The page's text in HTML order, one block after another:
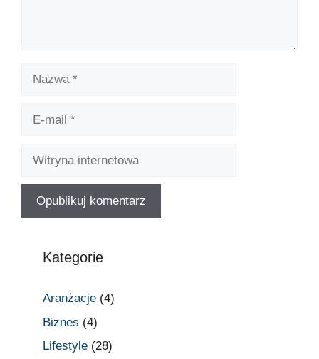
Kategorie
Aranżacje (4)
Biznes (4)
Lifestyle (28)